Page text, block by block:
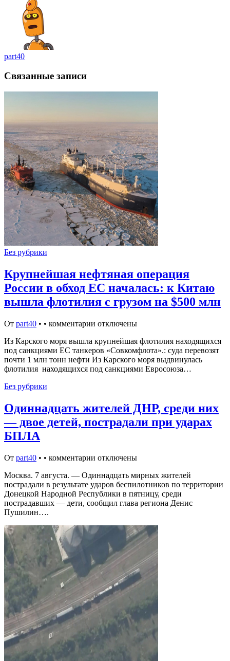
part40
Связанные записи
Без рубрики
Крупнейшая нефтяная операция
России в обход ЕС началась: к Китаю
вышла флотилия с грузом на $500 млн
От part40 • • комментарии отключены
Из Карского моря вышла крупнейшая флотилия находящихся
под санкциями ЕС танкеров «Совкомфлота».: суда перевозят
почти 1 млн тонн нефти Из Карского моря выдвинулась
флотилия находящихся под санкциями Евросоюза…
Без рубрики
Одиннадцать жителей ДНР, среди них
— двое детей, пострадали при ударах
БПЛА
От part40 • • комментарии отключены
Москва. 7 августа. — Одиннадцать мирных жителей
пострадали в результате ударов беспилотников по территории
Донецкой Народной Республики в пятницу, среди
пострадавших — дети, сообщил глава региона Денис
Пушилин….